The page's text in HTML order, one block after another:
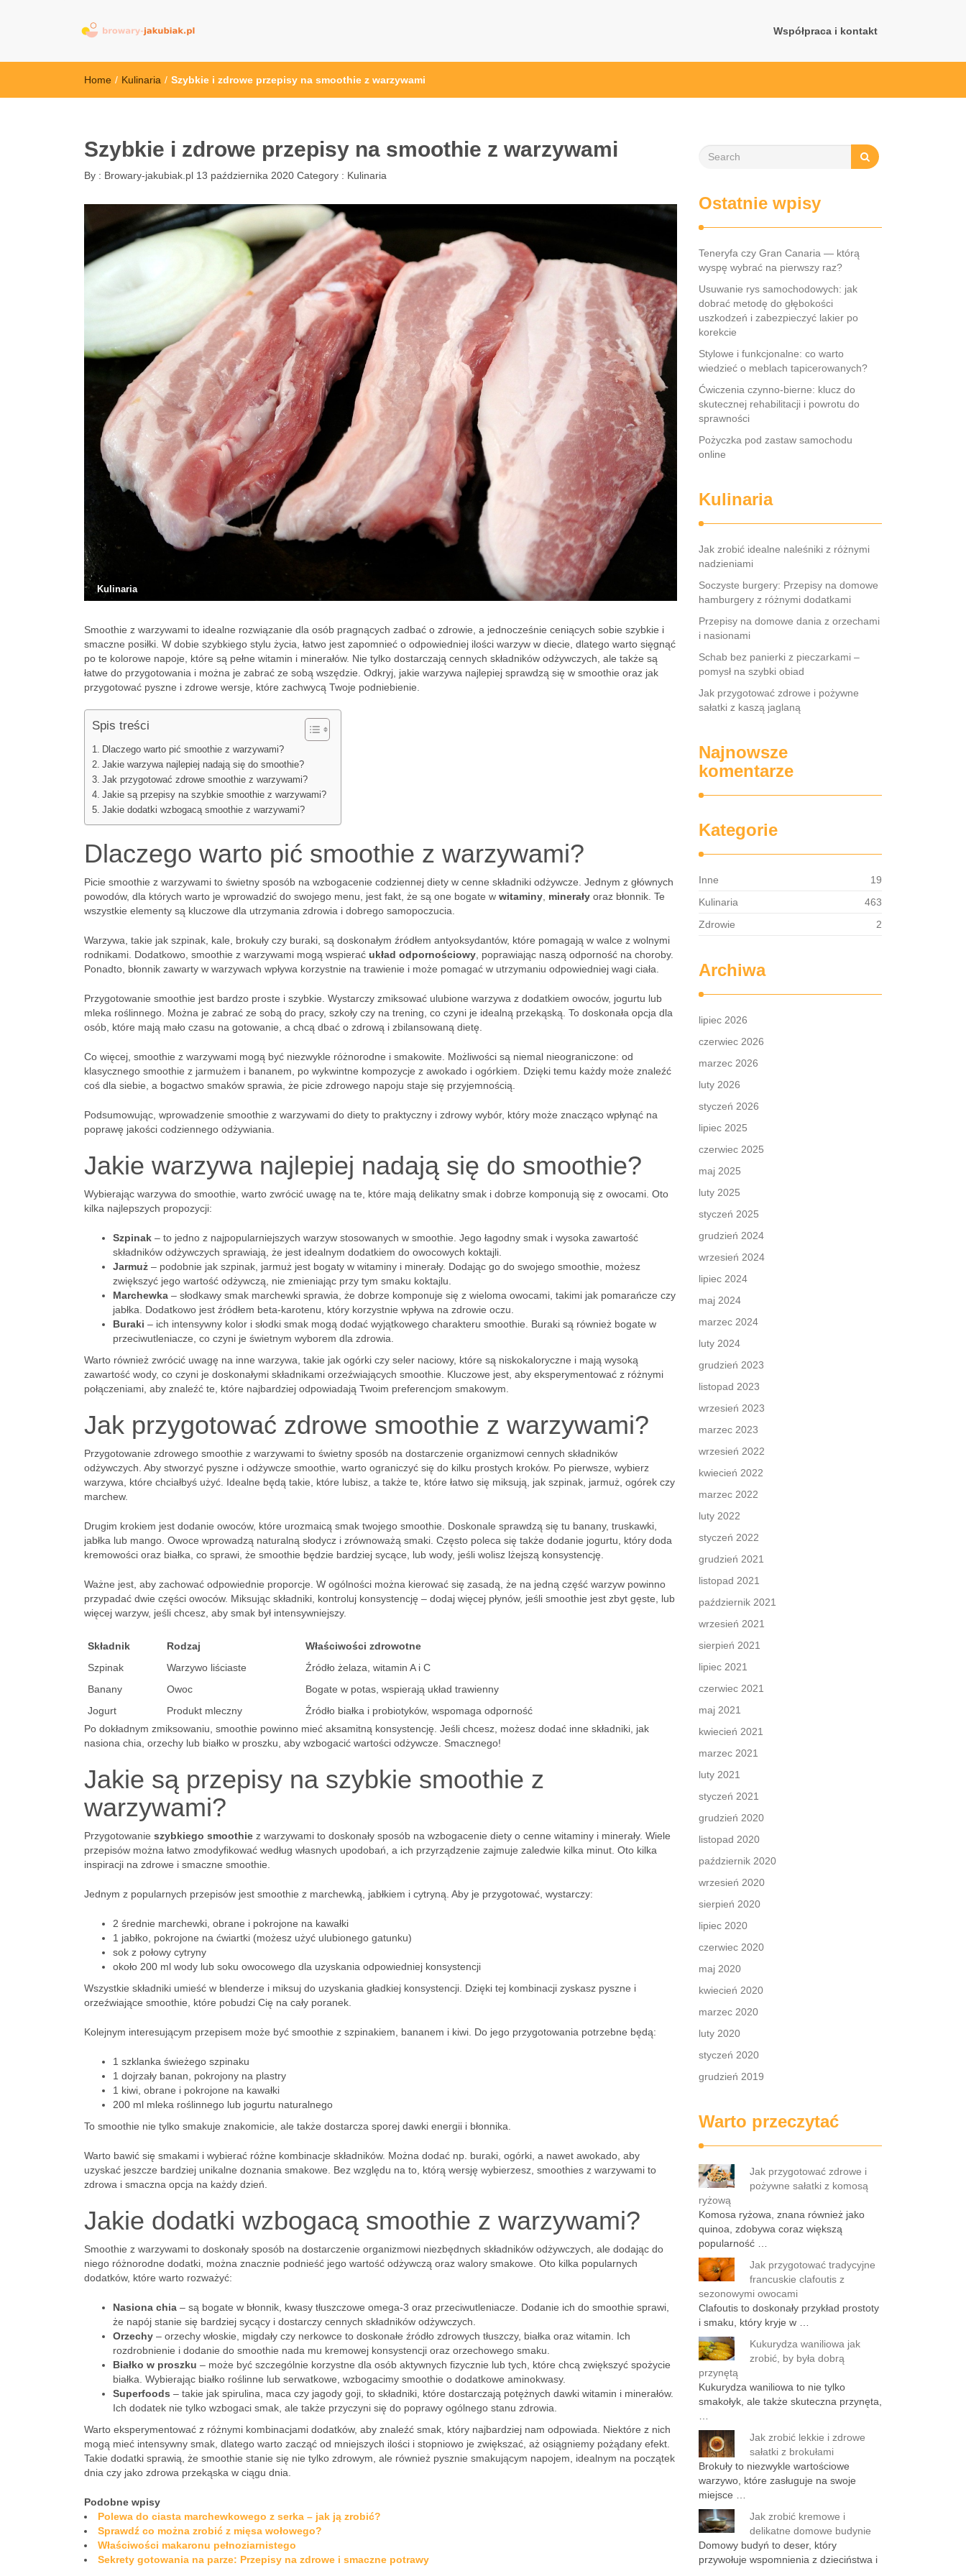
Współpraca i kontakt
Home / Kulinaria / Szybkie i zdrowe przepisy na smoothie z warzywami
Szybkie i zdrowe przepisy na smoothie z warzywami
By : Browary-jakubiak.pl 13 października 2020 Category : Kulinaria
Kulinaria
Smoothie z warzywami to idealne rozwiązanie dla osób pragnących zadbać o zdrowie, a jednocześnie ceniących sobie szybkie i
smaczne posiłki. W dobie szybkiego stylu życia, łatwo jest zapomnieć o odpowiedniej ilości warzyw w diecie, dlatego warto sięgnąć
po te kolorowe napoje, które są pełne witamin i minerałów. Nie tylko dostarczają cennych składników odżywczych, ale także są
łatwe do przygotowania i można je zabrać ze sobą wszędzie. Odkryj, jakie warzywa najlepiej sprawdzą się w smoothie oraz jak
przygotować pyszne i zdrowe wersje, które zachwycą Twoje podniebienie.
Spis treści
Dlaczego warto pić smoothie z warzywami?
Jakie warzywa najlepiej nadają się do smoothie?
Jak przygotować zdrowe smoothie z warzywami?
Jakie są przepisy na szybkie smoothie z warzywami?
Jakie dodatki wzbogacą smoothie z warzywami?
Dlaczego warto pić smoothie z warzywami?
Picie smoothie z warzywami to świetny sposób na wzbogacenie codziennej diety w cenne składniki odżywcze. Jednym z głównych
powodów, dla których warto je wprowadzić do swojego menu, jest fakt, że są one bogate w witaminy minerały oraz błonnik. Te
wszystkie elementy są kluczowe dla utrzymania zdrowia i dobrego samopoczucia.
Warzywa, takie jak szpinak, kale, brokuły czy buraki, są doskonałym źródłem antyoksydantów, które pomagają w walce z wolnymi
rodnikami. Dodatkowo, smoothie z warzywami mogą wspierać układ odpornościowy , poprawiając naszą odporność na choroby.
Ponadto, błonnik zawarty w warzywach wpływa korzystnie na trawienie i może pomagać w utrzymaniu odpowiedniej wagi ciała.
Przygotowanie smoothie jest bardzo proste i szybkie. Wystarczy zmiksować ulubione warzywa z dodatkiem owoców, jogurtu lub
mleka roślinnego. Można je zabrać ze sobą do pracy, szkoły czy na trening, co czyni je idealną przekąską. To doskonała opcja dla
osób, które mają mało czasu na gotowanie, a chcą dbać o zdrową i zbilansowaną dietę.
Co więcej, smoothie z warzywami mogą być niezwykle różnorodne i smakowite. Możliwości są niemal nieograniczone: od
klasycznego smoothie z jarmużem i bananem, po wykwintne kompozycje z awokado i ogórkiem. Dzięki temu każdy może znaleźć
coś dla siebie, a bogactwo smaków sprawia, że picie zdrowego napoju staje się przyjemnością.
Podsumowując, wprowadzenie smoothie z warzywami do diety to praktyczny i zdrowy wybór, który może znacząco wpłynąć na
poprawę jakości codziennego odżywiania.
Jakie warzywa najlepiej nadają się do smoothie?
Wybierając warzywa do smoothie, warto zwrócić uwagę na te, które mają delikatny smak i dobrze komponują się z owocami. Oto
kilka najlepszych propozycji:
Szpinak – to jedno z najpopularniejszych warzyw stosowanych w smoothie. Jego łagodny smak i wysoka zawartość
składników odżywczych sprawiają, że jest idealnym dodatkiem do owocowych koktajli.
Jarmuż – podobnie jak szpinak, jarmuż jest bogaty w witaminy i minerały. Dodając go do swojego smoothie, możesz
zwiększyć jego wartość odżywczą, nie zmieniając przy tym smaku koktajlu.
Marchewka – słodkawy smak marchewki sprawia, że dobrze komponuje się z wieloma owocami, takimi jak pomarańcze czy
jabłka. Dodatkowo jest źródłem beta-karotenu, który korzystnie wpływa na zdrowie oczu.
Buraki – ich intensywny kolor i słodki smak mogą dodać wyjątkowego charakteru smoothie. Buraki są również bogate w
przeciwutleniacze, co czyni je świetnym wyborem dla zdrowia.
Warto również zwrócić uwagę na inne warzywa, takie jak ogórki czy seler naciowy, które są niskokaloryczne i mają wysoką
zawartość wody, co czyni je doskonałymi składnikami orzeźwiających smoothie. Kluczowe jest, aby eksperymentować z różnymi
połączeniami, aby znaleźć te, które najbardziej odpowiadają Twoim preferencjom smakowym.
Jak przygotować zdrowe smoothie z warzywami?
Przygotowanie zdrowego smoothie z warzywami to świetny sposób na dostarczenie organizmowi cennych składników
odżywczych. Aby stworzyć pyszne i odżywcze smoothie, warto ograniczyć się do kilku prostych kroków. Po pierwsze, wybierz
warzywa, które chciałbyś użyć. Idealne będą takie, które lubisz, a także te, które łatwo się miksują, jak szpinak, jarmuż, ogórek czy
marchew.
Drugim krokiem jest dodanie owoców, które urozmaicą smak twojego smoothie. Doskonale sprawdzą się tu banany, truskawki,
jabłka lub mango. Owoce wprowadzą naturalną słodycz i zrównoważą smaki. Często poleca się także dodanie jogurtu, który doda
kremowości oraz białka, co sprawi, że smoothie będzie bardziej sycące, lub wody, jeśli wolisz lżejszą konsystencję.
Ważne jest, aby zachować odpowiednie proporcje. W ogólności można kierować się zasadą, że na jedną część warzyw powinno
przypadać dwie części owoców. Miksując składniki, kontroluj konsystencję – dodaj więcej płynów, jeśli smoothie jest zbyt gęste, lub
więcej warzyw, jeśli chcesz, aby smak był intensywniejszy.
Składnik Rodzaj
Właściwości zdrowotne
Szpinak
Warzywo liściaste
Źródło żelaza, witamin A i C
Banany
Owoc
Bogate w potas, wspierają układ trawienny
Jogurt
Produkt mleczny
Źródło białka i probiotyków, wspomaga odporność
Po dokładnym zmiksowaniu, smoothie powinno mieć aksamitną konsystencję. Jeśli chcesz, możesz dodać inne składniki, jak
nasiona chia, orzechy lub białko w proszku, aby wzbogacić wartości odżywcze. Smacznego!
Jakie są przepisy na szybkie smoothie z
warzywami?
Przygotowanie szybkiego smoothie z warzywami to doskonały sposób na wzbogacenie diety o cenne witaminy i minerały. Wiele
przepisów można łatwo zmodyfikować według własnych upodobań, a ich przyrządzenie zajmuje zaledwie kilka minut. Oto kilka
inspiracji na zdrowe i smaczne smoothie.
Jednym z popularnych przepisów jest smoothie z marchewką, jabłkiem i cytryną. Aby je przygotować, wystarczy:
2 średnie marchewki, obrane i pokrojone na kawałki
1 jabłko, pokrojone na ćwiartki (możesz użyć ulubionego gatunku)
sok z połowy cytryny
około 200 ml wody lub soku owocowego dla uzyskania odpowiedniej konsystencji
Wszystkie składniki umieść w blenderze i miksuj do uzyskania gładkiej konsystencji. Dzięki tej kombinacji zyskasz pyszne i
orzeźwiające smoothie, które pobudzi Cię na cały poranek.
Kolejnym interesującym przepisem może być smoothie z szpinakiem, bananem i kiwi. Do jego przygotowania potrzebne będą:
1 szklanka świeżego szpinaku
1 dojrzały banan, pokrojony na plastry
1 kiwi, obrane i pokrojone na kawałki
200 ml mleka roślinnego lub jogurtu naturalnego
To smoothie nie tylko smakuje znakomicie, ale także dostarcza sporej dawki energii i błonnika.
Warto bawić się smakami i wybierać różne kombinacje składników. Można dodać np. buraki, ogórki, a nawet awokado, aby
uzyskać jeszcze bardziej unikalne doznania smakowe. Bez względu na to, którą wersję wybierzesz, smoothies z warzywami to
zdrowa i smaczna opcja na każdy dzień.
Jakie dodatki wzbogacą smoothie z warzywami?
Smoothie z warzywami to doskonały sposób na dostarczenie organizmowi niezbędnych składników odżywczych, ale dodając do
niego różnorodne dodatki, można znacznie podnieść jego wartość odżywczą oraz walory smakowe. Oto kilka popularnych
dodatków, które warto rozważyć:
Nasiona chia – są bogate w błonnik, kwasy tłuszczowe omega-3 oraz przeciwutleniacze. Dodanie ich do smoothie sprawi,
że napój stanie się bardziej sycący i dostarczy cennych składników odżywczych.
Orzechy – orzechy włoskie, migdały czy nerkowce to doskonałe źródło zdrowych tłuszczy, białka oraz witamin. Ich
rozdrobnienie i dodanie do smoothie nada mu kremowej konsystencji oraz orzechowego smaku.
Białko w proszku – może być szczególnie korzystne dla osób aktywnych fizycznie lub tych, które chcą zwiększyć spożycie
białka. Wybierając białko roślinne lub serwatkowe, wzbogacimy smoothie o dodatkowe aminokwasy.
Superfoods – takie jak spirulina, maca czy jagody goji, to składniki, które dostarczają potężnych dawki witamin i minerałów.
Ich dodatek nie tylko wzbogaci smak, ale także przyczyni się do poprawy ogólnego stanu zdrowia.
Warto eksperymentować z różnymi kombinacjami dodatków, aby znaleźć smak, który najbardziej nam odpowiada. Niektóre z nich
mogą mieć intensywny smak, dlatego warto zacząć od mniejszych ilości i stopniowo je zwiększać, aż osiągniemy pożądany efekt.
Takie dodatki sprawią, że smoothie stanie się nie tylko zdrowym, ale również pysznie smakującym napojem, idealnym na początek
dnia czy jako zdrowa przekąska w ciągu dnia.
Podobne wpisy
Polewa do ciasta marchewkowego z serka – jak ją zrobić?
Sprawdź co można zrobić z mięsa wołowego?
Właściwości makaronu pełnoziarnistego
Sekrety gotowania na parze: Przepisy na zdrowe i smaczne potrawy
Ostatnie wpisy
Teneryfa czy Gran Canaria — którą
wyspę wybrać na pierwszy raz?
Usuwanie rys samochodowych: jak
dobrać metodę do głębokości
uszkodzeń i zabezpieczyć lakier po
korekcie
Stylowe i funkcjonalne: co warto
wiedzieć o meblach tapicerowanych?
Ćwiczenia czynno-bierne: klucz do
skutecznej rehabilitacji i powrotu do
sprawności
Pożyczka pod zastaw samochodu
online
Kulinaria
Jak zrobić idealne naleśniki z różnymi
nadzieniami
Soczyste burgery: Przepisy na domowe
hamburgery z różnymi dodatkami
Przepisy na domowe dania z orzechami
i nasionami
Schab bez panierki z pieczarkami –
pomysł na szybki obiad
Jak przygotować zdrowe i pożywne
sałatki z kaszą jaglaną
Najnowsze
komentarze
Kategorie
Inne
19
Kulinaria
463
Zdrowie
2
Archiwa
lipiec 2026
czerwiec 2026
marzec 2026
luty 2026
styczeń 2026
lipiec 2025
czerwiec 2025
maj 2025
luty 2025
styczeń 2025
grudzień 2024
wrzesień 2024
lipiec 2024
maj 2024
marzec 2024
luty 2024
grudzień 2023
listopad 2023
wrzesień 2023
marzec 2023
wrzesień 2022
kwiecień 2022
marzec 2022
luty 2022
styczeń 2022
grudzień 2021
listopad 2021
październik 2021
wrzesień 2021
sierpień 2021
lipiec 2021
czerwiec 2021
maj 2021
kwiecień 2021
marzec 2021
luty 2021
styczeń 2021
grudzień 2020
listopad 2020
październik 2020
wrzesień 2020
sierpień 2020
lipiec 2020
czerwiec 2020
maj 2020
kwiecień 2020
marzec 2020
luty 2020
styczeń 2020
grudzień 2019
Warto przeczytać
Jak przygotować zdrowe i
pożywne sałatki z komosą
ryżową
Komosa ryżowa, znana również jako
quinoa, zdobywa coraz większą
popularność …
Jak przygotować tradycyjne
francuskie clafoutis z
sezonowymi owocami
Clafoutis to doskonały przykład prostoty
i smaku, który kryje w …
Kukurydza waniliowa jak
zrobić, by była dobrą
przynętą
Kukurydza waniliowa to nie tylko
smakołyk, ale także skuteczna przynęta,
Jak zrobić lekkie i zdrowe
sałatki z brokułami
Brokuły to niezwykle wartościowe
warzywo, które zasługuje na swoje
miejsce …
Jak zrobić kremowe i
delikatne domowe budynie
Domowy budyń to deser, który
przywołuje wspomnienia z dzieciństwa i